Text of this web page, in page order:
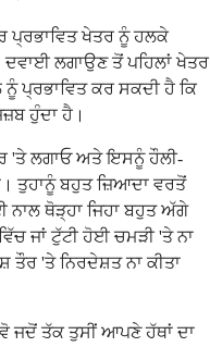
ਪ੍ਰਭਾਵਿਤ ਖੇਤਰ ਨੂੰ ਹਲਕੇ
ਦਵਾਈ ਲਗਾਉਣ ਤੋਂ ਪਹਿਲਾਂ ਖੇਤਰ
ਪ੍ਰਭਾਵਿਤ ਕਰ ਸਕਦੀ ਹੈ ਕਿ
ਹੁੰਦਾ ਹੈ।
'ਤੇ ਲਗਾਓ ਅਤੇ ਇਸਨੂੰ ਹੌਲੀ-
ਤੁਹਾਨੂੰ ਬਹੁਤ ਜ਼ਿਆਦਾ ਵਰਤੋਂ
ਥੋੜ੍ਹਾ ਜਿਹਾ ਬਹੁਤ ਅੱਗੇ
ਜਾਂ ਟੁੱਟੀ ਹੋਈ ਚਮੜੀ 'ਤੇ ਨਾ
ਤੌਰ 'ਤੇ ਨਿਰਦੇਸ਼ਤ ਨਾ ਕੀਤਾ
ਜਦੋਂ ਤੱਕ ਤੁਸੀਂ ਆਪਣੇ ਹੱਥਾਂ ਦਾ